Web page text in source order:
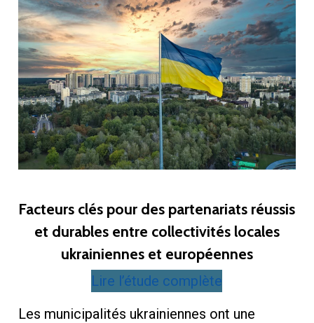
Facteurs clés pour des partenariats réussis
et durables entre collectivités locales
ukrainiennes et européennes
Lire l’étude complète
Les municipalités ukrainiennes ont une